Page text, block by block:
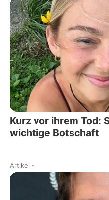
Kurz vor ihrem Tod:
wichtige Botschaft
Artikel -